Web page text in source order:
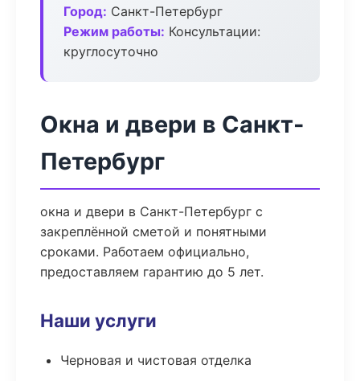
Город: Санкт-Петербург
Режим работы: Консультации:
круглосуточно
Окна и двери в Санкт-
Петербург
окна и двери в Санкт-Петербург с
закреплённой сметой и понятными
сроками. Работаем официально,
предоставляем гарантию до 5 лет.
Наши услуги
Черновая и чистовая отделка